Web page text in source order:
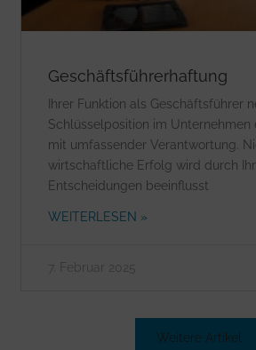
Geschäftsführerhaftung
Ihrer Funktion als Geschäftsführer
Schlüsselposition im Unternehmen
mit umfassender Verantwortung.
wirtschaftliche Erfolg wird durch
Entscheidungen beeinflusst
WEITERLESEN »
7. Februar 2025
Weitere Artikel